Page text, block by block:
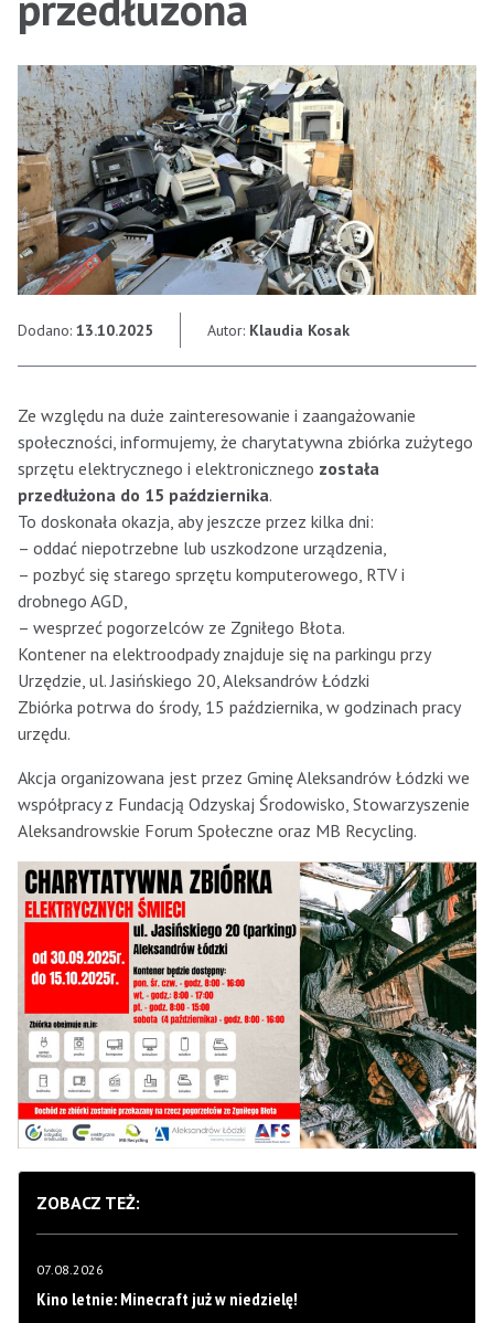
Dodano: 13.10.2025 Autor: Klaudia Kosak
Ze względu na duże zainteresowanie i zaangażowanie
społeczności, informujemy, że charytatywna zbiórka zużytego
sprzętu elektrycznego i elektronicznego została
przedłużona do 15 października.
To doskonała okazja, aby jeszcze przez kilka dni:
– oddać niepotrzebne lub uszkodzone urządzenia,
– pozbyć się starego sprzętu komputerowego, RTV i
drobnego AGD,
– wesprzeć pogorzelców ze Zgniłego Błota.
Kontener na elektroodpady znajduje się na parkingu przy
Urzędzie, ul. Jasińskiego 20, Aleksandrów Łódzki
Zbiórka potrwa do środy, 15 października, w godzinach pracy
urzędu.
Akcja organizowana jest przez Gminę Aleksandrów Łódzki we
współpracy z Fundacją Odzyskaj Środowisko, Stowarzyszenie
Aleksandrowskie Forum Społeczne oraz MB Recycling.
ZOBACZ TEŻ:
07.08.2026
Kino letnie: Minecraft już w niedzielę!